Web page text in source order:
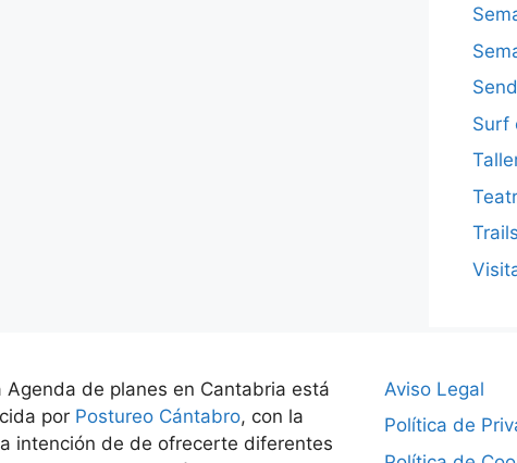
Surf
Agenda de planes en Cantabria está
por Postureo Cántabro, con la
intención de de ofrecerte diferentes
Aviso Legal
Política de